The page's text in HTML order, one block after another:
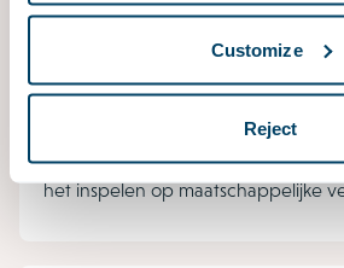
Customize
Reject
onderdeel van het takenpakket van
toezichthouders. Het vestigen en
vertrouwen bij stakeholders, het
en het bevorderen van duurzame
ook aan bij het belang van
het inspelen op maatschappelijke